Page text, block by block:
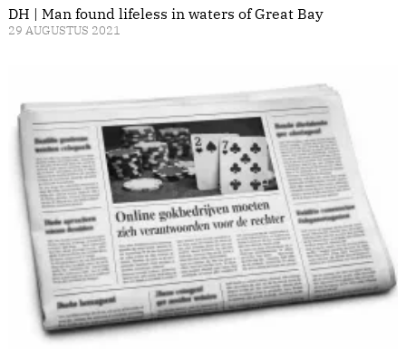
DH | Man found lifeless in waters of Great Bay
29 AUGUSTUS 2021